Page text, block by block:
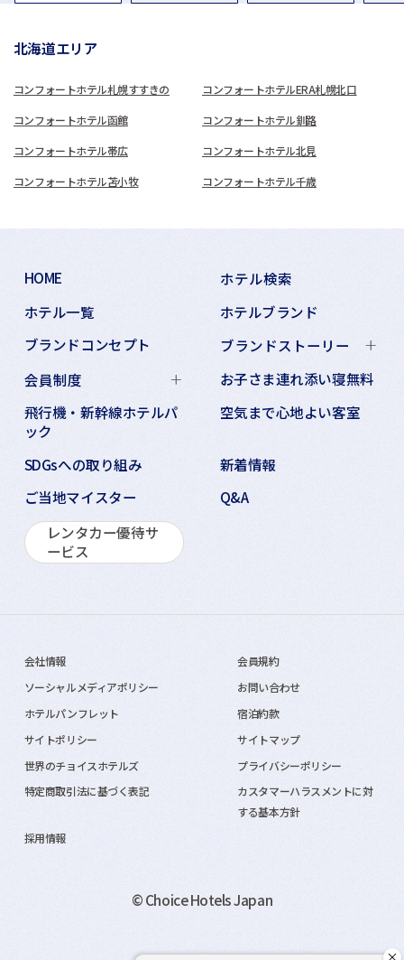
北海道エリア
コンフォートホテル札幌すすきの コンフォートホテルERA札幌北口
コンフォートホテル函館 コンフォートホテル釧路
コンフォートホテル帯広 コンフォートホテル北見
コンフォートホテル苫小牧 コンフォートホテル千歳
HOME
ホテル検索
ホテル一覧
ホテルブランド
ブランドコンセプト
ブランドストーリー
会員制度
お子さま連れ添い寝無料
飛行機・新幹線ホテルパ
ック
空気まで心地よい客室
SDGsへの取り組み
新着情報
ご当地マイスター
Q&A
レンタカー優待サ
ービス
会社情報
会員規約
ソーシャルメディアポリシー
お問い合わせ
ホテルパンフレット
宿泊約款
サイトポリシー
サイトマップ
世界のチョイスホテルズ
プライバシーポリシー
特定商取引法に基づく表記
カスタマーハラスメントに対
する基本方針
採用情報
© Choice Hotels Japan